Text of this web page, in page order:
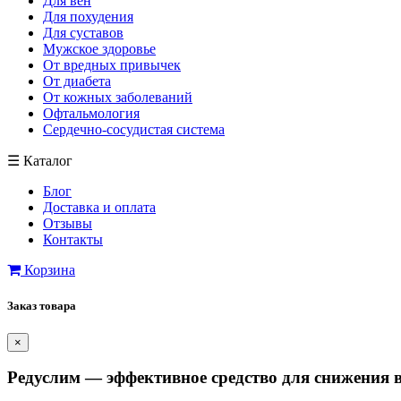
Для похудения
Для суставов
Мужское здоровье
От вредных привычек
От диабета
От кожных заболеваний
Офтальмология
Сердечно-сосудистая система
☰ Каталог
Блог
Доставка и оплата
Отзывы
Контакты
Корзина
Заказ товара
×
Редуслим — эффективное средство для снижения